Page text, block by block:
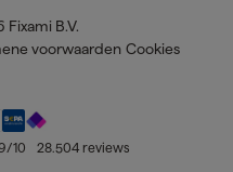
B.V.
voorwaarden Cookies
/10 28.504 reviews